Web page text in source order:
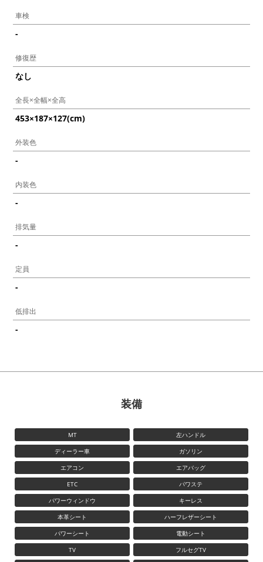
車検
-
修復歴
なし
全長×全幅×全高
453×187×127(cm)
外装色
-
内装色
-
排気量
-
定員
-
低排出
-
装備
MT
左ハンドル
ディーラー車
ガソリン
エアコン
エアバッグ
ETC
パワステ
パワーウィンドウ
キーレス
本革シート
ハーフレザーシート
パワーシート
電動シート
TV
フルセグTV